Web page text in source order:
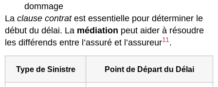
dommage
La clause contratest essentielle pour déterminer le
début du délai. La médiation peut aider à résoudre
les différends entre l’assuré et l’assureur11 .
Type de Sinistre Point de Départ du Délai